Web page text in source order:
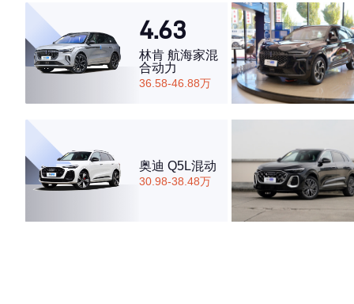
4.63
林肯 航海家混
合动力
36.58-46.88万
奥迪 Q5L混动
30.98-38.48万